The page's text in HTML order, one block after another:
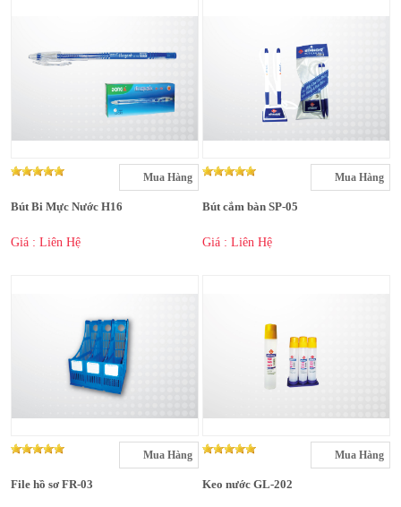
Mua Hàng
Bút Bi Mực Nước H16
Giá : Liên Hệ
Mua Hàng
Bút cắm bàn SP-05
Giá : Liên Hệ
Mua Hàng
File hồ sơ FR-03
Mua Hàng
Keo nước GL-202